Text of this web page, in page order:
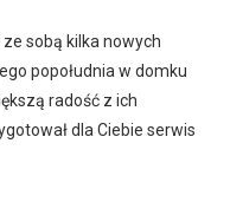
sobą kilka nowych
popołudnia w domku
radość z ich
dla Ciebie serwis